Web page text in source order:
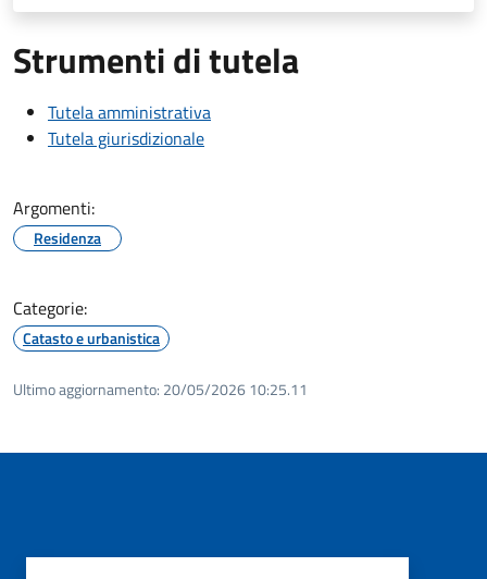
Strumenti di tutela
Tutela amministrativa
Tutela giurisdizionale
Argomenti:
Residenza
Categorie:
Catasto e urbanistica
Ultimo aggiornamento: 20/05/2026 10:25.11